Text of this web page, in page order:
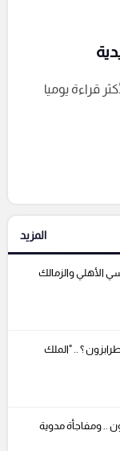
قراءة يوميا
المزيد
الأهلي والزمالك
؟ .. "الملك
.. ومفاجأة مدوية